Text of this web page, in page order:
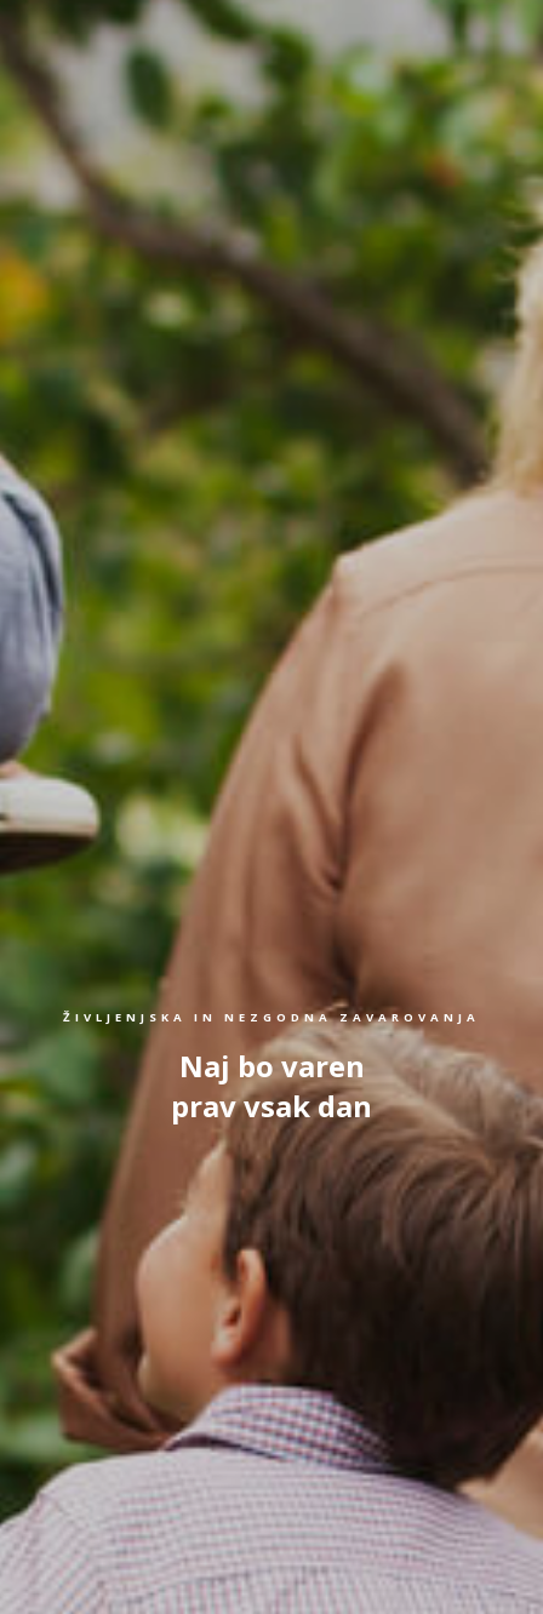
ŽIVLJENJSKA IN NEZGODNA ZAVAROVANJA
Naj bo varen
prav vsak dan